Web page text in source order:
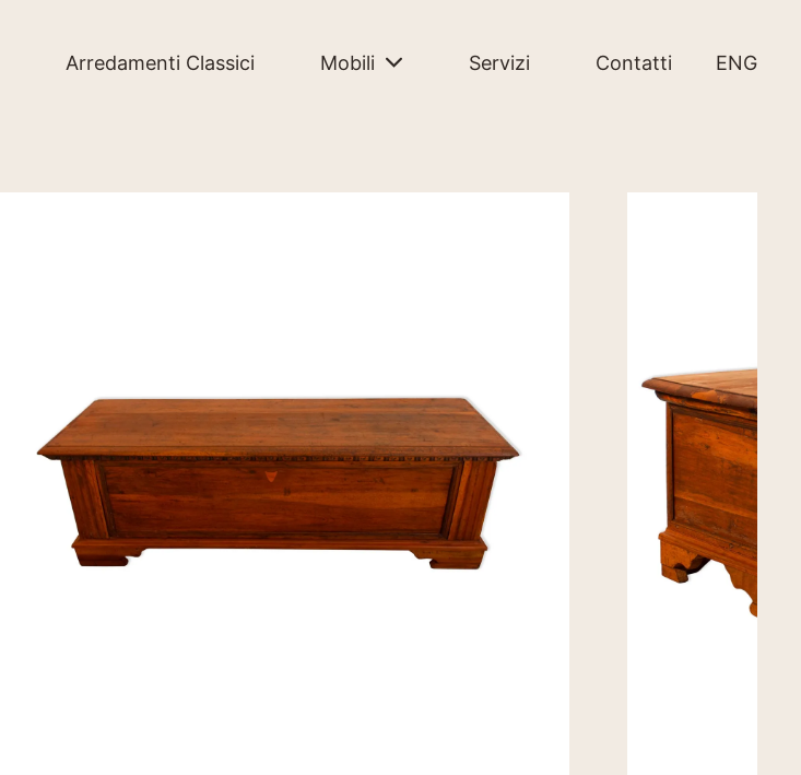
Arredamenti Classici Mobili Servizi Contatti ENG